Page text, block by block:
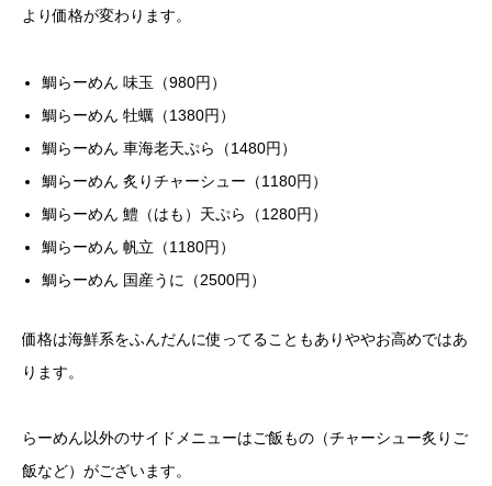
より価格が変わります。
鯛らーめん 味玉（980円）
鯛らーめん 牡蠣（1380円）
鯛らーめん 車海老天ぷら（1480円）
鯛らーめん 炙りチャーシュー（1180円）
鯛らーめん 鱧（はも）天ぷら（1280円）
鯛らーめん 帆立（1180円）
鯛らーめん 国産うに（2500円）
価格は海鮮系をふんだんに使ってることもありややお高めではあ
ります。
らーめん以外のサイドメニューはご飯もの（チャーシュー炙りご
飯など）がございます。